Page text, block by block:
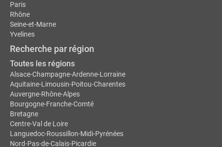
Paris
Rhône
Seine-et-Marne
Yvelines
Recherche par région
Toutes les régions
Alsace-Champagne-Ardenne-Lorraine
Aquitaine-Limousin-Poitou-Charentes
Auvergne-Rhône-Alpes
Bourgogne-Franche-Comté
Bretagne
Centre-Val de Loire
Languedoc-Roussillon-Midi-Pyrénées
Nord-Pas-de-Calais-Picardie